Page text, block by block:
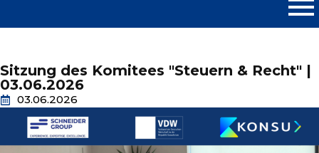
Sitzung des Komitees "Steuern & Recht" |
03.06.2026
03.06.2026